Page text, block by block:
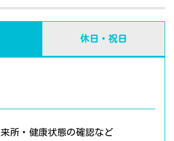
休日・祝日
来所・健康状態の確認など